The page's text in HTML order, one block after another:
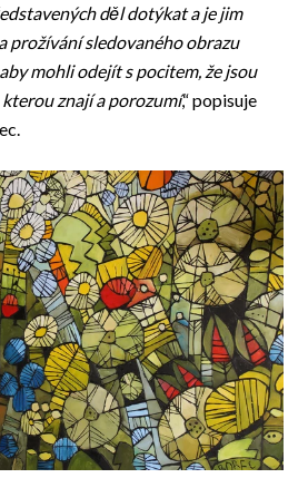
děl dotýkat a je jim
prožívání sledovaného obrazu
mohli odejít s pocitem, že jsou
znají a porozumí,“ popisuje